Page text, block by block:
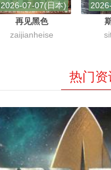
2026-07-07(日本)
再见黑色
zaijianheise
热门资
热门